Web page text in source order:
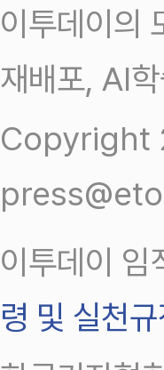
이투데이의
재배포, AI
Copyright
이투데이
령 및 실천규